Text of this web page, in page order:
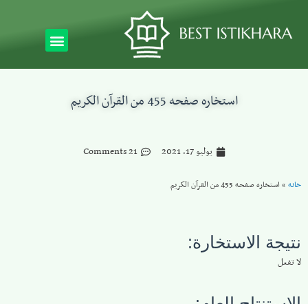
استخاره صفحه 455 من القرآن الكريم
يوليو 17, 2021 21 Comments
خانه » استخاره صفحه 455 من القرآن الكريم
نتيجة الاستخارة:
لا تفعل